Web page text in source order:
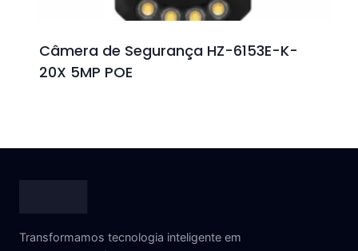
Câmera de Segurança HZ-6153E-K-
20X 5MP POE
Transformamos tecnologia inteligente em